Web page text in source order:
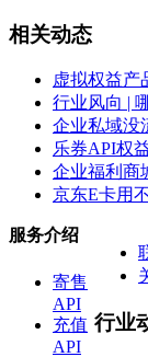
相关动态
虚拟权益产
行业风向 |
企业私域没
乐券API权
企业福利商
京东E卡用
行业
服务介绍
寄售
API
充值
API